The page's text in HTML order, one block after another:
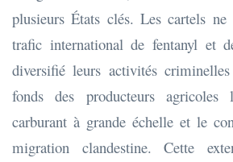
plusieurs États clés. Les cartels
trafic international de fentanyl et
diversifié leurs activités
fonds des producteurs
carburant à grande échelle et le
migration clandestine. Cette